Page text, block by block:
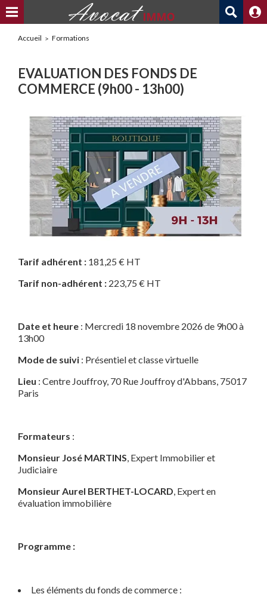
Accueil Formations
EVALUATION DES FONDS DE
COMMERCE (9h00 - 13h00)
Tarif adhérent : 181,25 € HT
Tarif non-adhérent : 223,75 € HT
Date et heure : Mercredi 18 novembre 2026 de 9h00 à
13h00
Mode de suivi : Présentiel et classe virtuelle
Lieu : Centre Jouffroy, 70 Rue Jouffroy d'Abbans, 75017
Paris
Formateurs :
Monsieur José MARTINS , Expert Immobilier et
Judiciaire
Monsieur Aurel BERTHET-LOCARD , Expert en
évaluation immobilière
Programme :
Les éléments du fonds de commerce :